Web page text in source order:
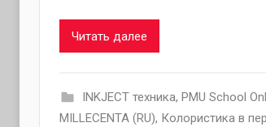
Читать далее
INKJECT техника, PMU School
MILLECENTA (RU), Колористика в